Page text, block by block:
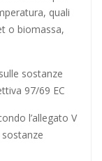
quali
o biomassa,
sostanze
97/69 EC
l’allegato V